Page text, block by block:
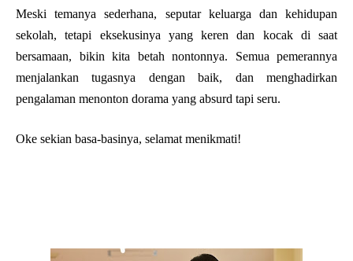
Meski temanya sederhana, seputar keluarga dan kehidupan
sekolah, tetapi eksekusinya yang keren dan kocak di saat
bersamaan, bikin kita betah nontonnya. Semua pemerannya
menjalankan tugasnya dengan baik, dan menghadirkan
pengalaman menonton dorama yang absurd tapi seru.
Oke sekian basa-basinya, selamat menikmati!